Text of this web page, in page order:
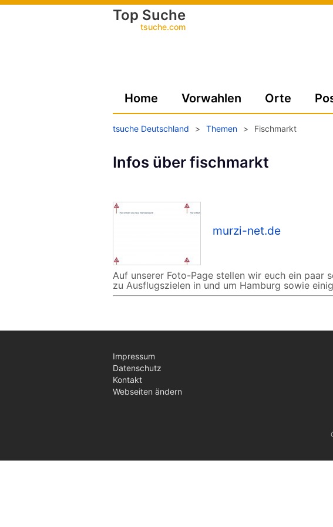
Top Suche
tsuche.com
Home Vorwahlen Orte
tsuche Deutschland > Themen > Fischmarkt
Infos über fischmarkt
murzi-net.de
Auf unserer Foto-Page stellen wir euch ein paar
zu Ausflugszielen in und um Hamburg sowie
Impressum
Datenschutz
Kontakt
Webseiten ändern